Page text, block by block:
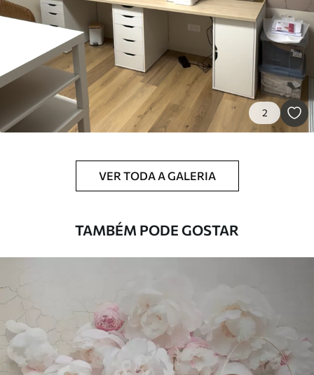
45 .0027 .00
Premium
56 .00€ /m²
Vinil Premium
Peel and Stick
2
VER TODA A GALERIA
TAMBÉM PODE GOSTAR